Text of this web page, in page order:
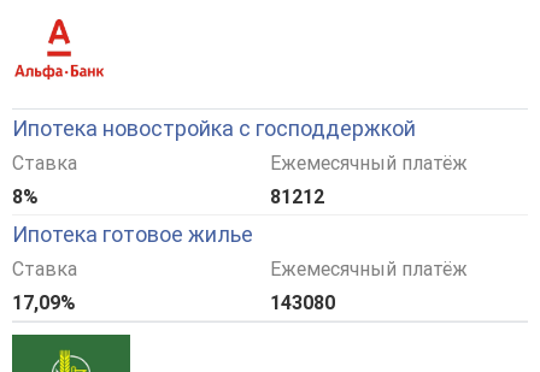
Ипотека новостройка с господдержкой
Ставка
8%
Ежемесячный платёж
81212
Ипотека готовое жилье
Ставка
17,09%
Ежемесячный платёж
143080